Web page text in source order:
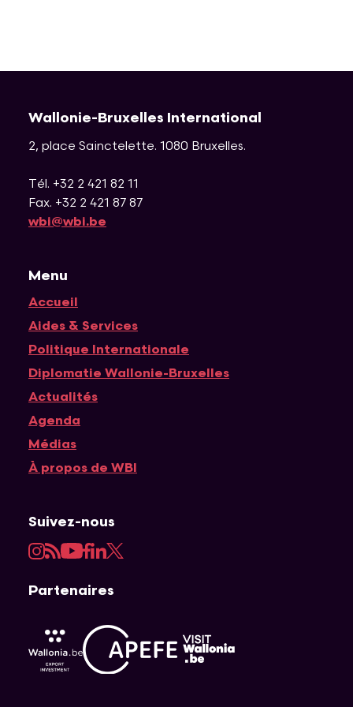
Wallonie-Bruxelles International
2, place Sainctelette. 1080 Bruxelles.
Tél. +32 2 421 82 11
Fax. +32 2 421 87 87
wbi@wbi.be
Menu
Accueil
Navigation principale
Aides & Services
Politique Internationale
Diplomatie Wallonie-Bruxelles
Actualités
Agenda
Médias
À propos de WBI
Suivez-nous
Instagram
RSSYouTube
Facebook
LinkedIn
Twitter
Partenaires
AWEX
Visit Wallonia